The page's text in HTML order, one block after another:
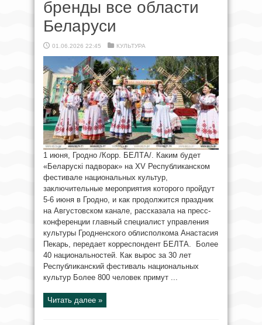
бренды все области
Беларуси
01.06.2026 22:45 КУЛЬТУРА
1 июня, Гродно /Корр. БЕЛТА/. Каким будет
«Беларускi падворак» на XV Республиканском
фестивале национальных культур,
заключительные мероприятия которого пройдут
5-6 июня в Гродно, и как продолжится праздник
на Августовском канале, рассказала на пресс-
конференции главный специалист управления
культуры Гродненского облисполкома Анастасия
Пекарь, передает корреспондент БЕЛТА. Более
40 национальностей. Как вырос за 30 лет
Республиканский фестиваль национальных
культур Более 800 человек примут ...
Читать далее »